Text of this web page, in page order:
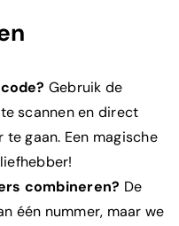
Gebruik de
scannen en direct
te gaan. Een magische
combineren? De
één nummer, maar we